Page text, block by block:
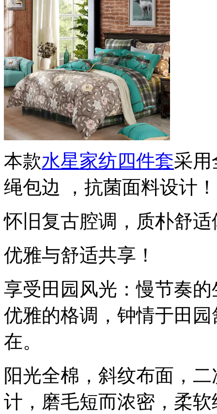
本款水星家纺四件套采用
绳包边 ，抗菌面料设计！
怀旧复古腔调，质朴舒适
优雅与舒适共享！
享受田园风光：慢节奏
优雅的格调，钟情于田
在。
阳光全棉，斜纹布面，
计，磨毛短而浓密，柔